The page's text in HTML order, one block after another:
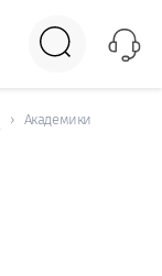
› Академики